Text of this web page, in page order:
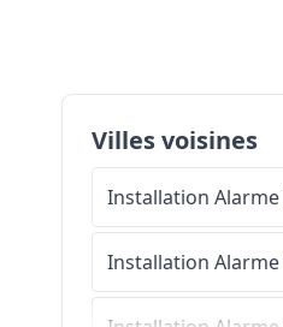
Villes voisines
Installation Alarme
Installation Alarme